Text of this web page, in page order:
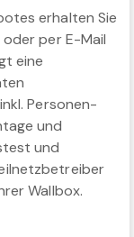
erhalten Sie
per E-Mail
eine
Personen-
und
und
Wallbox.